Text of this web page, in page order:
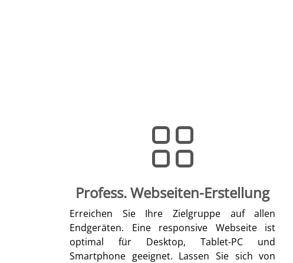
Profess. Webseiten-Erstellung
Erreichen Sie Ihre Zielgruppe auf allen
Endgeräten. Eine responsive Webseite ist
optimal für Desktop, Tablet-PC und
Smartphone geeignet. Lassen Sie sich von